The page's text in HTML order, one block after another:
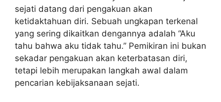
sejati datang dari pengakuan akan
ketidaktahuan diri. Sebuah ungkapan terkenal
yang sering dikaitkan dengannya adalah “Aku
tahu bahwa aku tidak tahu.” Pemikiran ini bukan
sekadar pengakuan akan keterbatasan diri,
tetapi lebih merupakan langkah awal dalam
pencarian kebijaksanaan sejati.